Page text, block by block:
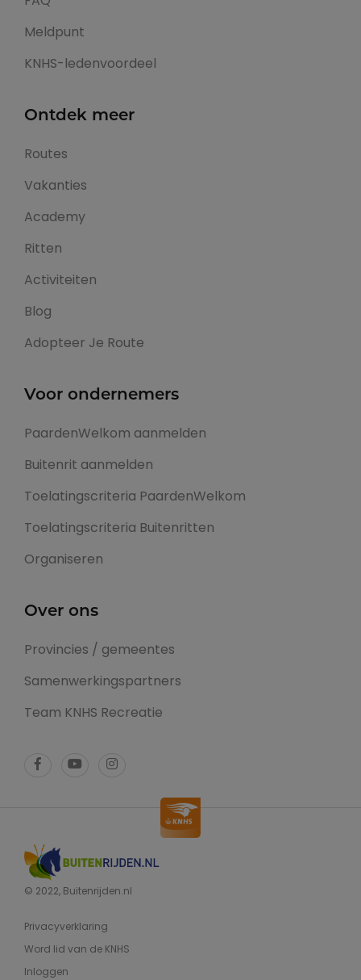
Meldpunt
KNHS-ledenvoordeel
Ontdek meer
Routes
Vakanties
Academy
Ritten
Activiteiten
Blog
Adopteer Je Route
Voor ondernemers
PaardenWelkom aanmelden
Buitenrit aanmelden
Toelatingscriteria PaardenWelkom
Toelatingscriteria Buitenritten
Organiseren
Over ons
Provincies / gemeentes
Samenwerkingspartners
Team KNHS Recreatie
© 2022, Buitenrijden.nl
Privacyverklaring
Word lid van de KNHS
Inloggen